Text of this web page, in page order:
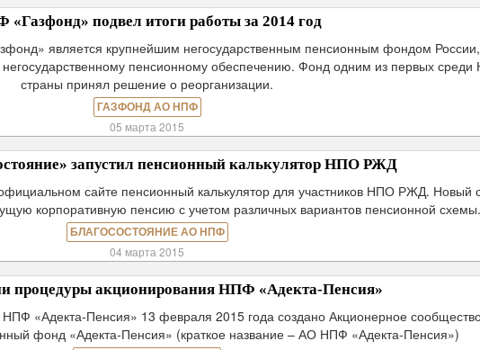
подвел итоги работы за 2014 год
является крупнейшим негосударственным пенсионным фондом России,
пенсионному обеспечению. Фонд одним из первых
страны принял решение о реорганизации.
ГАЗФОНД АО НПФ
05 марта 2015
запустил пенсионный калькулятор НПО РЖД
сайте пенсионный калькулятор для участников НПО РЖД. Новый
корпоративную пенсию с учетом различных вариантов пенсионной схемы.
БЛАГОСОСТОЯНИЕ АО НПФ
04 марта 2015
процедуры акционирования НПФ «Адекта-Пенсия»
«Адекта-Пенсия» 13 февраля 2015 года создано Акционерное
фонд «Адекта-Пенсия» (краткое название – АО НПФ «Адекта-Пенсия»)